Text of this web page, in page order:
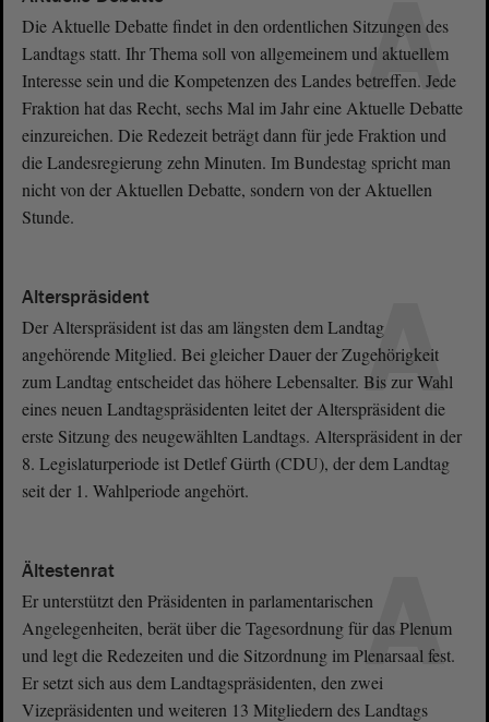
A
Die Aktuelle Debatte findet in den ordentlichen Sitzungen des
Landtags statt. Ihr Thema soll von allgemeinem und aktuellem
Interesse sein und die Kompetenzen des Landes betreffen. Jede
Fraktion hat das Recht, sechs Mal im Jahr eine Aktuelle Debatte
einzureichen. Die Redezeit beträgt dann für jede Fraktion und
die Landesregierung zehn Minuten. Im Bundestag spricht man
nicht von der Aktuellen Debatte, sondern von der Aktuellen
Stunde.
A
Alterspräsident
Der Alterspräsident ist das am längsten dem Landtag
angehörende Mitglied. Bei gleicher Dauer der Zugehörigkeit
zum Landtag entscheidet das höhere Lebensalter. Bis zur Wahl
eines neuen Landtagspräsidenten leitet der Alterspräsident die
erste Sitzung des neugewählten Landtags. Alterspräsident in der
8. Legislaturperiode ist Detlef Gürth (CDU), der dem Landtag
seit der 1. Wahlperiode angehört.
A
Ältestenrat
Er unterstützt den Präsidenten in parlamentarischen
Angelegenheiten, berät über die Tagesordnung für das Plenum
und legt die Redezeiten und die Sitzordnung im Plenarsaal fest.
Er setzt sich aus dem Landtagspräsidenten, den zwei
Vizepräsidenten und weiteren 13 Mitgliedern des Landtags